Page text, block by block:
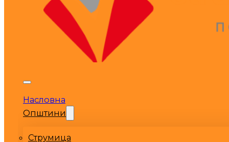
Насловна
Општини
Струмица